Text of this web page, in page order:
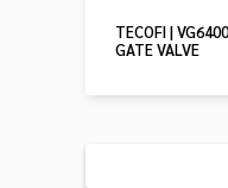
TECOFI |
GATE VALVE